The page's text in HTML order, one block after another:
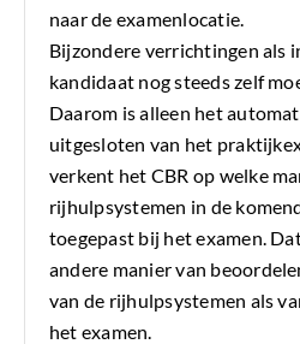
naar de examenlocatie.
Bijzondere verrichtingen als
kandidaat nog steeds zelf
Daarom is alleen het
uitgesloten van het
verkent het CBR op welke
rijhulpsystemen in de
toegepast bij het examen.
andere manier van
van de rijhulpsystemen als
het examen.